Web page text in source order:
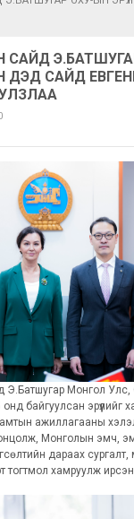
САЙД
ДЭД САЙД
Э.Батшугар Монгол
байгуулсан эрүүлийг
ажиллагааны
Монголын эмч,
дараах
тогтмол хамруулж